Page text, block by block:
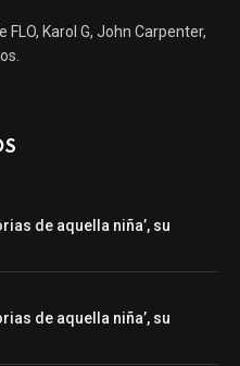
Karol G, John Carpenter,
de aquella niña’, su
de aquella niña’, su